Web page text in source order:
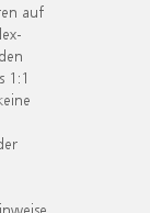
auf
1:1